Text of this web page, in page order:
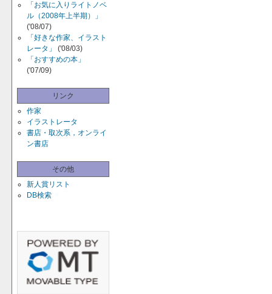
「お気に入りライトノベ
ル（2008年上半期）」
('08/07)
「好きな作家、イラスト
レータ」
('08/03)
「おすすめの本」
('07/09)
リンク
作家
イラストレータ
書店・取次系，オンライ
ン書店
その他
新人賞リスト
DB検索